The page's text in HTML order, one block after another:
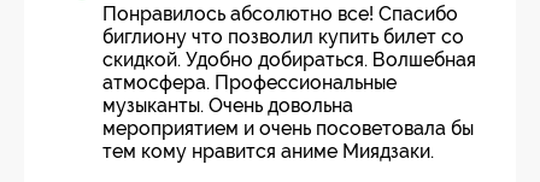
Понравилось абсолютно все! Спасибо
биглиону что позволил купить билет со
скидкой. Удобно добираться. Волшебная
атмосфера. Профессиональные
музыканты. Очень довольна
мероприятием и очень посоветовала бы
тем кому нравится аниме Миядзаки.